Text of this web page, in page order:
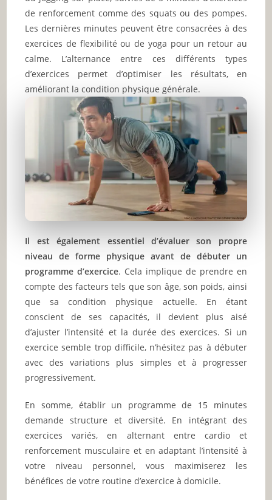
de renforcement comme des squats ou des pompes.
Les dernières minutes peuvent être consacrées à des
exercices de flexibilité ou de yoga pour un retour au
calme. L’alternance entre ces différents types
d’exercices permet d’optimiser les résultats, en
améliorant la condition physique générale.
Il est également essentiel d’évaluer son propre
niveau de forme physique avant de débuter un
programme d’exercice. Cela implique de prendre en
compte des facteurs tels que son âge, son poids, ainsi
que sa condition physique actuelle. En étant
conscient de ses capacités, il devient plus aisé
d’ajuster l’intensité et la durée des exercices. Si un
exercice semble trop difficile, n’hésitez pas à débuter
avec des variations plus simples et à progresser
progressivement.
En somme, établir un programme de 15 minutes
demande structure et diversité. En intégrant des
exercices variés, en alternant entre cardio et
renforcement musculaire et en adaptant l’intensité à
votre niveau personnel, vous maximiserez les
bénéfices de votre routine d’exercice à domicile.